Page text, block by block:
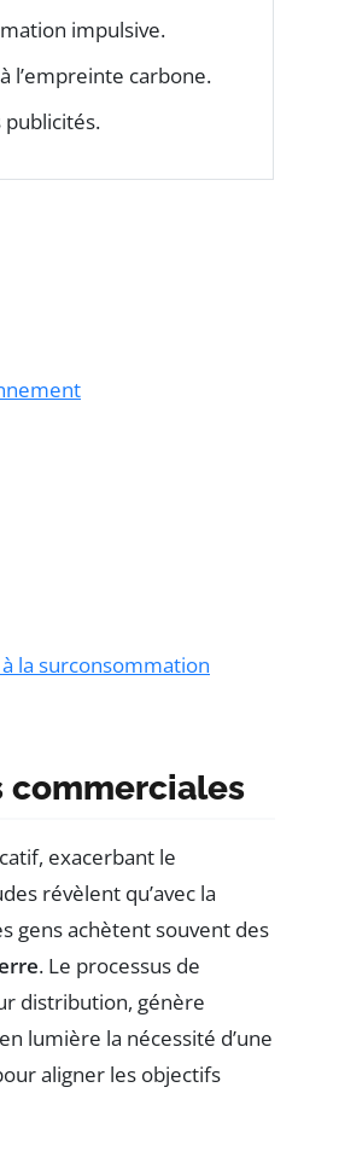
impulsive.
l’empreinte carbone.
publicités.
la surconsommation
commerciales
exacerbant le
révèlent qu’avec la
gens achètent souvent des
. Le processus de
distribution, génère
lumière la nécessité d’une
aligner les objectifs